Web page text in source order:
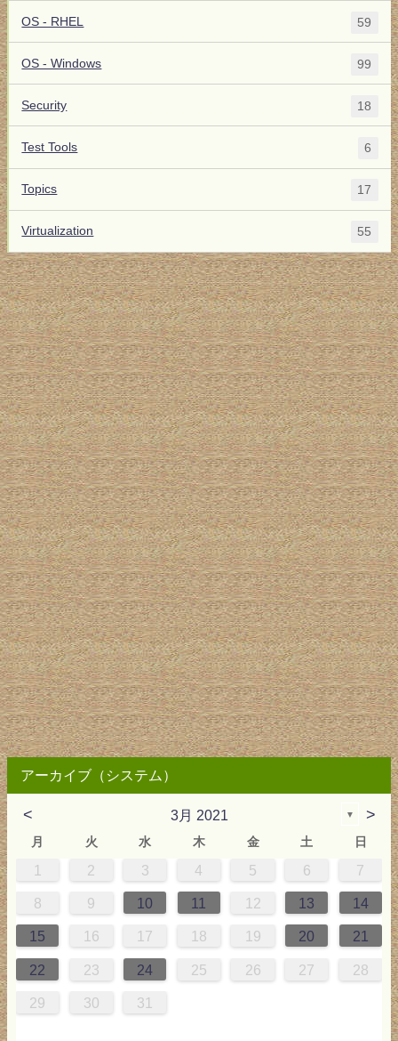
OS - RHEL 59
OS - Windows 99
Security 18
Test Tools 6
Topics 17
Virtualization 55
アーカイブ（システム）
< 3月 2021 ▼ >
月 火 水 木 金 土 日
1 2 3 4 5 6 7
8 9 10 11 12 13 14
15 16 17 18 19 20 21
22 23 24 25 26 27 28
29 30 31